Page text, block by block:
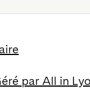
par All in